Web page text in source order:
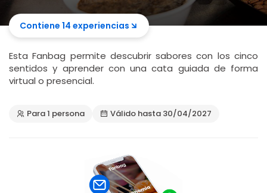
Contiene 14 experiencias
Esta Fanbag permite descubrir sabores con los cinco
sentidos y aprender con una cata guiada de forma
virtual o presencial.
Para 1 persona Válido hasta 30/04/2027